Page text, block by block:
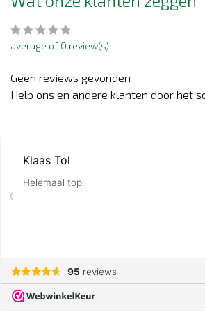
average of 0 review(s)
Geen reviews gevonden
Help ons en andere klanten door het